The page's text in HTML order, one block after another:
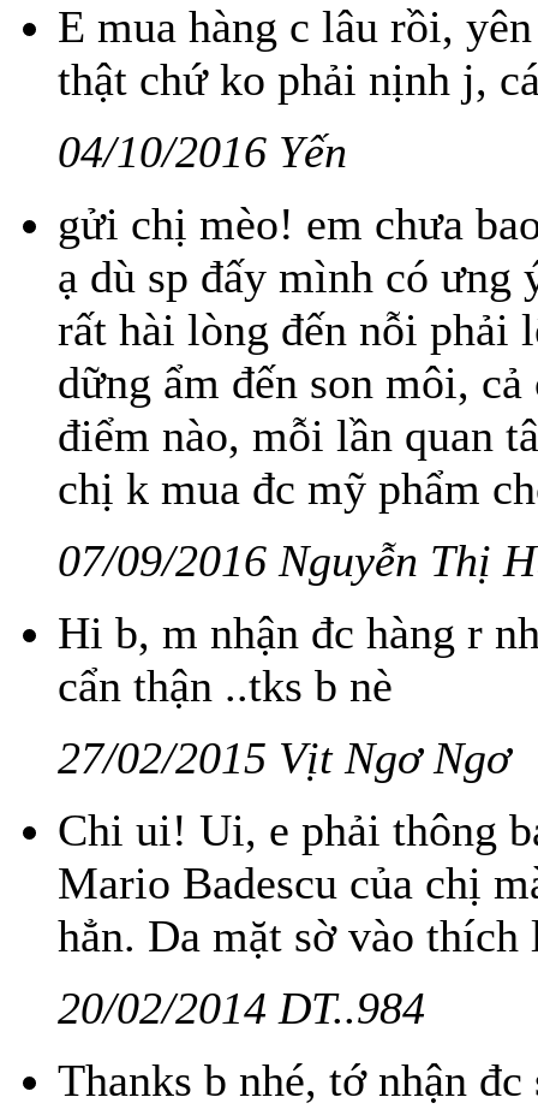
E mua hàng c lâu rồi,
thật chứ ko phải nịnh j,
04/10/2016 Yến
gửi chị mèo! em chưa
ạ dù sp đấy mình có ưng
rất hài lòng đến nỗi phải
dững ẩm đến son môi,
điểm nào, mỗi lần quan
chị k mua đc mỹ phẩm
07/09/2016 Nguyễn Thị
Hi b, m nhận đc hàng r
cẩn thận ..tks b nè
27/02/2015 Vịt Ngơ Ngơ
Chi ui! Ui, e phải thông
Mario Badescu của chị
hẳn. Da mặt sờ vào
20/02/2014 DT..984
Thanks b nhé, tớ nhận